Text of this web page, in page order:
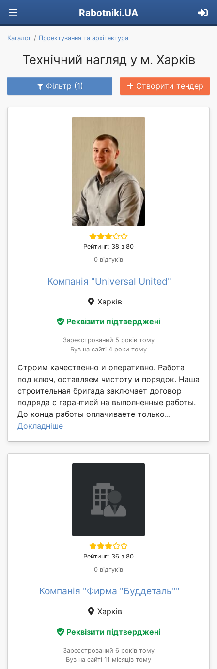
Rabotniki.UA
Каталог Проектування та архітектура
Технічний нагляд у м. Харків
Фільтр (1) Створити тендер
Рейтинг: 38 з 80
0 відгуків
Компанія "Universal United"
Харків
Реквізити підтверджені
Зареєстрований 5 років тому
Був на сайті 4 роки тому
Строим качественно и оперативно. Работа
под ключ, оставляем чистоту и порядок. Наша
строительная бригада заключает договор
подряда с гарантией на выполненные работы.
До конца работы оплачиваете только...
Докладніше
Рейтинг: 36 з 80
0 відгуків
Компанія "Фирма "Буддеталь""
Харків
Реквізити підтверджені
Зареєстрований 6 років тому
Був на сайті 11 місяців тому